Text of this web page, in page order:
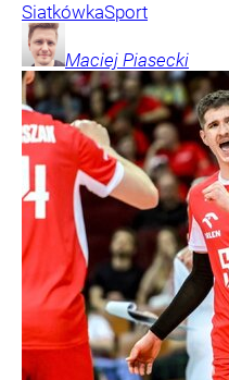
SiatkówkaSport
Maciej Piasecki